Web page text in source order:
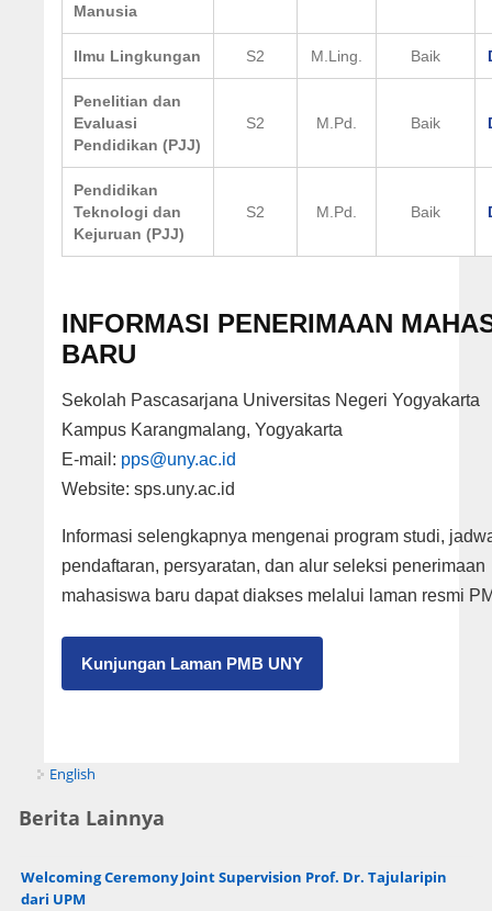
Manusia
Ilmu Lingkungan S2 M.Ling. Baik
Penelitian dan
Evaluasi
Pendidikan (PJJ)
S2 M.Pd. Baik
Pendidikan
Teknologi dan
Kejuruan (PJJ)
S2 M.Pd. Baik
INFORMASI PENERIMAAN
BARU
Sekolah Pascasarjana Universitas Negeri Yogyakarta
Kampus Karangmalang, Yogyakarta
E-mail: pps@uny.ac.id
Website: sps.uny.ac.id
Informasi selengkapnya mengenai program studi,
pendaftaran, persyaratan, dan alur seleksi penerimaan
mahasiswa baru dapat diakses melalui laman resmi
Kunjungan Laman PMB UNY
English
Berita Lainnya
Welcoming Ceremony Joint Supervision Prof. Dr. Tajularipin
dari UPM